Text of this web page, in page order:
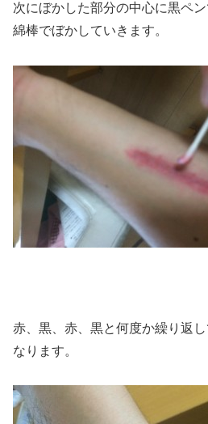
次にぼかした部分の中心に黒ペン
綿棒でぼかしていきます。
赤、黒、赤、黒と何度か繰り返
なります。